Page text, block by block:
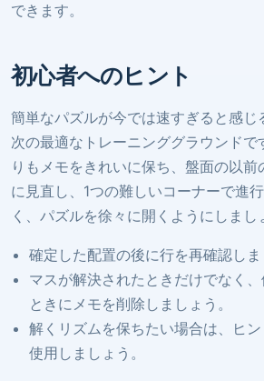
できます。
初心者へのヒント
簡単なパズルが今では速すぎると感じ
次の最適なトレーニンググラウンドで
りもメモをきれいに保ち、盤面の以前
に見直し、1つの難しいコーナーで進
く、パズルを徐々に開くようにしまし
確定した配置の後に行を再確認しま
マスが解決されたときだけでなく
ときにメモを削除しましょう。
解くリズムを保ちたい場合は、ヒ
使用しましょう。